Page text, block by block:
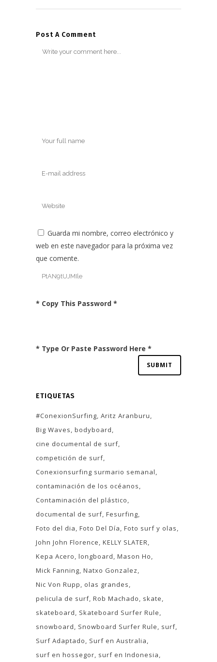
Post A Comment
Guarda mi nombre, correo electrónico y
web en este navegador para la próxima vez
que comente.
* Copy This Password *
* Type Or Paste Password Here *
ETIQUETAS
#ConexionSurfing Aritz Aranburu
Big Waves bodyboard
cine documental de surf
competición de surf
Conexionsurfing surmario semanal
contaminación de los océanos
Contaminación del plástico
documental de surf Fesurfing
Foto del dia Foto Del Día Foto surf y olas
John John Florence KELLY SLATER
Kepa Acero longboard Mason Ho
Mick Fanning Natxo Gonzalez
Nic Von Rupp
olas grandes
pelicula de surf Rob Machado
skate
skateboard
Skateboard Surfer Rule
snowboard
Snowboard Surfer Rule
surf
Surf Adaptado
Surf en Australia
surf en hossegor surf en Indonesia